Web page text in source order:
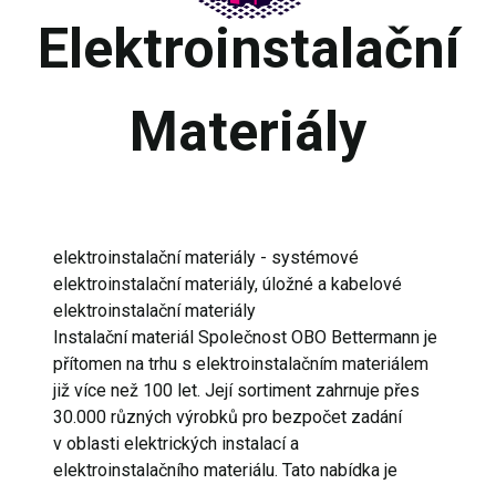
Elektroinstalační
Materiály
elektroinstalační materiály - systémové
elektroinstalační materiály, úložné a kabelové
elektroinstalační materiály
Instalační materiál Společnost OBO Bettermann je
přítomen na trhu s elektroinstalačním materiálem
již více než 100 let. Její sortiment zahrnuje přes
30.000 různých výrobků pro bezpočet zadání
v oblasti elektrických instalací a
elektroinstalačního materiálu. Tato nabídka je